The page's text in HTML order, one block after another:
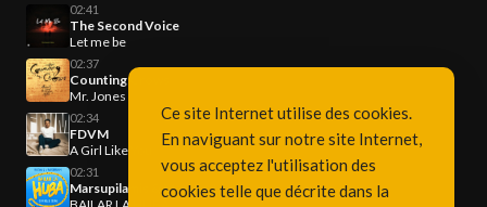
02:41
The Second Voice
Let me be
02:37
Counting Crows
Mr. Jones
02:34
FDVM
A Girl Like You
02:31
Marsupilamis & Maevaa J.
Ce site Internet utilise des cookies.
En naviguant sur notre site Internet,
vous acceptez l'utilisation des
cookies telle que décrite dans la